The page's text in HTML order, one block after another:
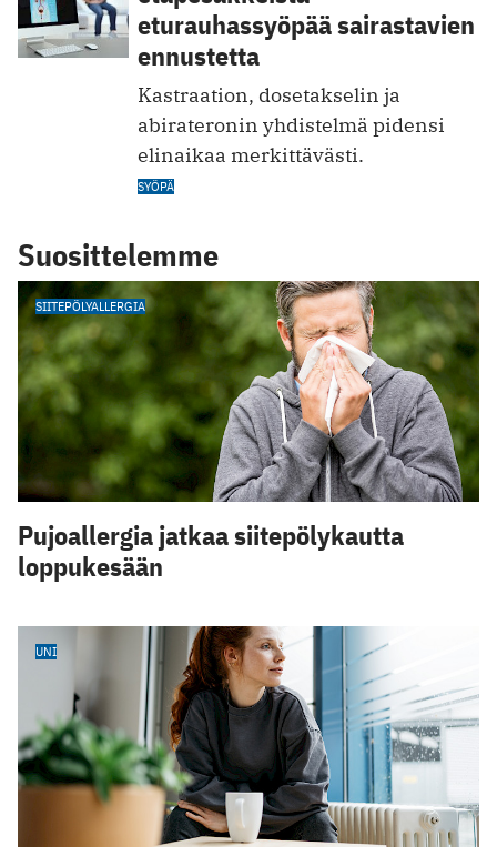
eturauhassyöpää sairastavien
ennustetta
Kastraation, dosetakselin ja
abirateronin yhdistelmä pidensi
elinaikaa merkittävästi.
SYÖPÄ
Suosittelemme
SIITEPÖLYALLERGIA
Pujoallergia jatkaa siitepölykautta
loppukesään
UNI